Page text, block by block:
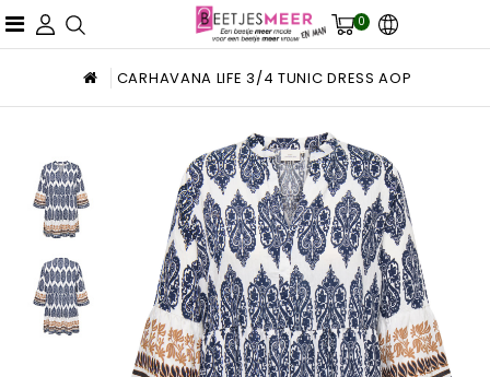
0
CARHAVANA LIFE 3/4 TUNIC DRESS AOP